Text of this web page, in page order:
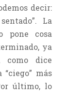
decir:
La
pone cosa
ya
como dice
más
último, lo